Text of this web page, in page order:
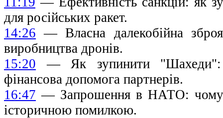
для російських ракет.
14:26 — Власна далекобійна
виробництва дронів.
15:20 — Як зупинити "Шахеди":
фінансова допомога партнерів.
16:47 — Запрошення в НАТО: чому
історичною помилкою.